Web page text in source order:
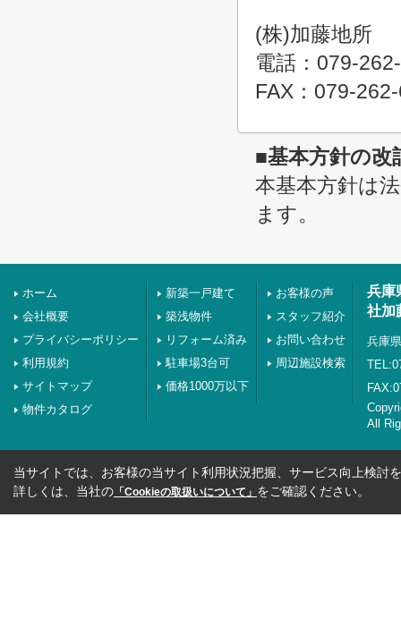
(株)加藤地所
電話：079-
FAX：079-
■基本方針の改
本基本方針は
ます。
ホーム
会社概要
プライバシーポリシー
利用規約
サイトマップ
物件カタログ
新築一戸建て
築浅物件
リフォーム済み
駐車場3台可
価格1000万以下
お客様の声
スタッフ紹介
お問い合わせ
周辺施設検索
兵庫
社加
兵庫
All
当サイトでは、お客様の当サイト利用状況把握、サービス向上検討
詳しくは、当社の 「Cookieの取扱いについて」 をご確認ください。